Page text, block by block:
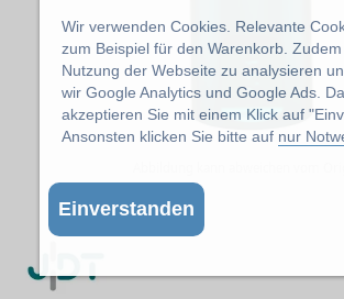
Wir verwenden Cookies. Relevante
zum Beispiel für den Warenkorb.
Nutzung der Webseite zu analysieren
wir Google Analytics und Google Ads.
akzeptieren Sie mit einem Klick auf
Ansonsten klicken Sie bitte auf nur
Einverstanden